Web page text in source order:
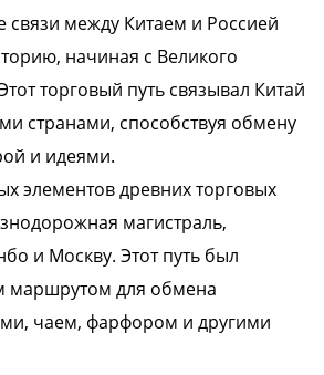
связи между Китаем и Россией
начиная с Великого
торговый путь связывал Китай
странами, способствуя обмену
и идеями.
элементов древних торговых
магистраль,
и Москву. Этот путь был
маршрутом для обмена
чаем, фарфором и другими